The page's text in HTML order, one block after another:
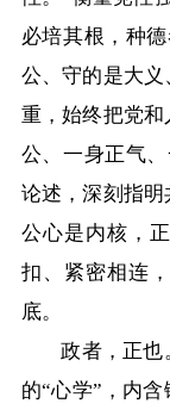
办事大厅
政民互动
在线访谈
智能问答
必培其根，种
公、守的是大
重，始终把党
公、一身正气
论述，深刻指明
公心是内核，
扣、紧密相连
底。
政者，正也
的“心学”，内